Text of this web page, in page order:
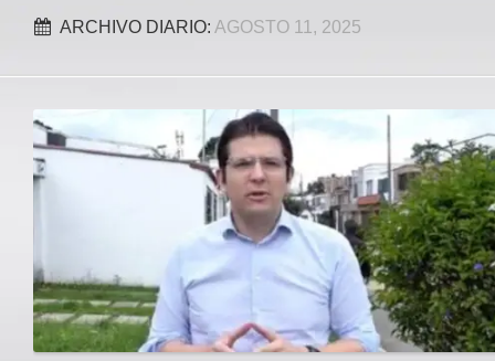
SECCIONES
Politica
Local
Deportes
ÁREA METROPOLITANA
DEPARTAMENTAL
Internacional
ARCHIVO DIARIO: AGOSTO 11, 2025